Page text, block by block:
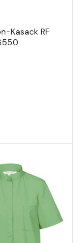
Kasack RF